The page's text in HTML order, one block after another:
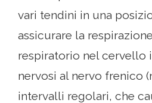
vari tendini in una
assicurare la
respiratorio nel cervello
nervosi al nervo frenico
intervalli regolari, che